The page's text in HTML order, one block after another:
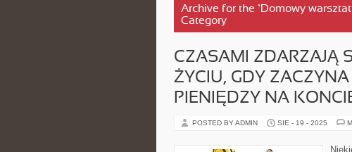
Archive for the ‘Domowy
Category
CZASAMI ZDARZAJĄ
ŻYCIU, GDY
PIENIĘDZY NA
POSTED BY ADMIN SIE - 19 - 2025